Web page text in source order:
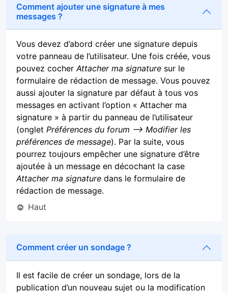
Comment ajouter une signature à mes
messages ?
Vous devez d’abord créer une signature depuis
votre panneau de l’utilisateur. Une fois créée, vous
pouvez cocherAttacher ma signature sur le
formulaire de rédaction de message. Vous pouvez
aussi ajouter la signature par défaut à tous vos
messages en activant l’option « Attacher ma
signature » à partir du panneau de l’utilisateur
(onglet Préférences du forum --> Modifier les
préférences de message). Par la suite, vous
pourrez toujours empêcher une signature d’être
ajoutée à un message en décochant la case
Attacher ma signature dans le formulaire de
rédaction de message.
Haut
Comment créer un sondage ?
Il est facile de créer un sondage, lors de la
publication d’un nouveau sujet ou la modification